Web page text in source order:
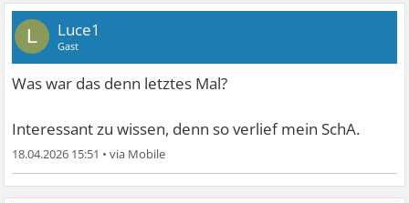
L Luce1
Gast
Was war das denn letztes Mal?
Interessant zu wissen, denn so verlief mein SchA.
18.04.2026 15:51 •